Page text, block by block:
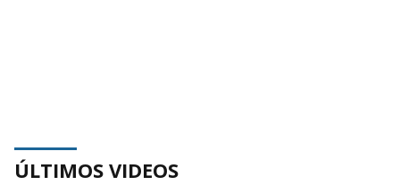
ÚLTIMOS VIDEOS